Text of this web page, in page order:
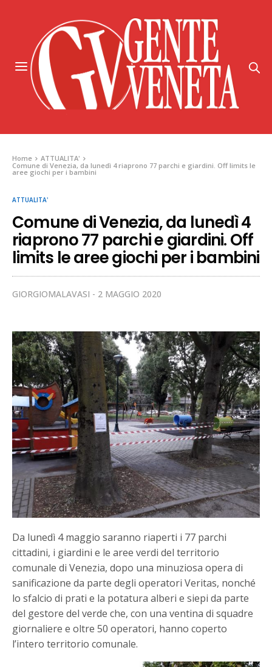
Home
ATTUALITA'
Comune di Venezia, da lunedì 4 riaprono 77 parchi e giardini. Off limits le
aree giochi per i bambini
ATTUALITA'
Comune di Venezia, da lunedì 4
riaprono 77 parchi e giardini. Off
limits le aree giochi per i bambini
GIORGIOMALAVASI 2 MAGGIO 2020
Da lunedì 4 maggio saranno riaperti i 77 parchi
cittadini, i giardini e le aree verdi del territorio
comunale di Venezia, dopo una minuziosa opera di
sanificazione da parte degli operatori Veritas, nonché
lo sfalcio di prati e la potatura alberi e siepi da parte
del gestore del verde che, con una ventina di squadre
giornaliere e oltre 50 operatori, hanno coperto
l’intero territorio comunale.